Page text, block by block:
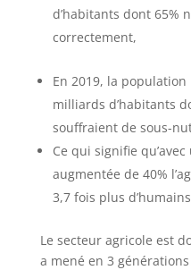
d’habitants dont 65%
correctement,
En 2019, la
milliards d’habitants
souffraient de sous-
Ce qui signifie
augmentée de 40%
3,7 fois plus
Le secteur agricole est
a mené en 3